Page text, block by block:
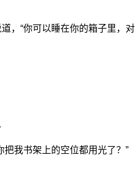
，“你可以睡在你的箱子里，对
把我书架上的空位都用光了？”